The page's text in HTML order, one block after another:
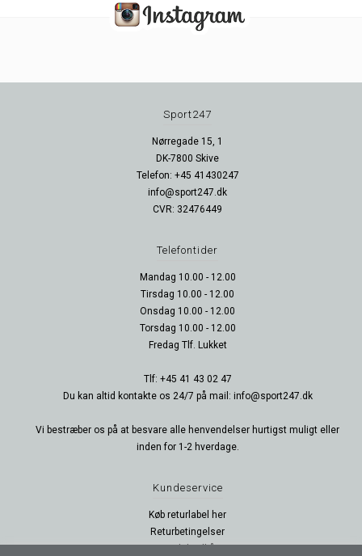
Sport247
Nørregade 15, 1
DK-7800 Skive
Telefon: +45 41430247
info@sport247.dk
CVR: 32476449
Telefontider
Mandag 10.00 - 12.00
Tirsdag 10.00 - 12.00
Onsdag 10.00 - 12.00
Torsdag 10.00 - 12.00
Fredag Tlf. Lukket
Tlf: +45 41 43 02 47
Du kan altid kontakte os 24/7 på mail: info@sport247.dk
Vi bestræber os på at besvare alle henvendelser hurtigst muligt eller
inden for 1-2 hverdage.
Kundeservice
Køb returlabel her
Returbetingelser
Handelsvilkår